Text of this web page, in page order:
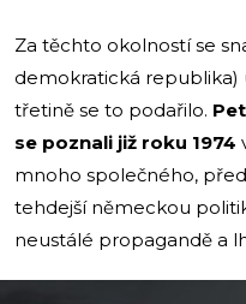
Za těchto okolností se
demokratická republika)
třetině se to podařilo.
se poznali již roku 1974
mnoho společného,
tehdejší německou
neustálé propagandě a